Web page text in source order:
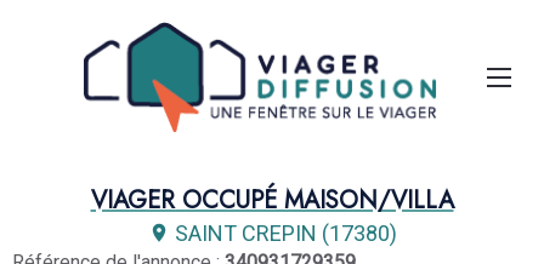
Maison viager à vendre occupé 6 pièces
VIAGER OCCUPÉ MAISON/VILLA
SAINT CREPIN (17380)
Navigation catalogue